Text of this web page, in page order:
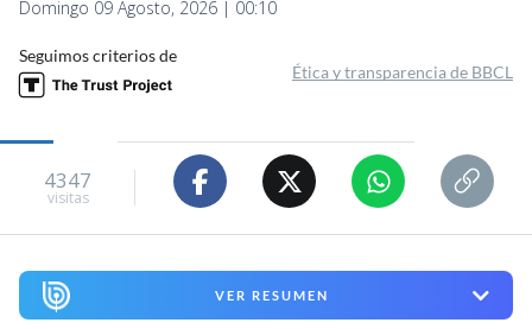
Domingo 09 Agosto, 2026 | 00:10
Seguimos criterios de
Ética y transparencia de BBCL
4347
visitas
VER RESUMEN